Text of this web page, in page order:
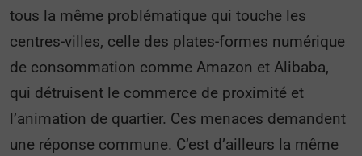
tous la même problématique qui touche les
centres-villes, celle des plates-formes numérique
de consommation comme Amazon et Alibaba,
qui détruisent le commerce de proximité et
l’animation de quartier. Ces menaces demandent
une réponse commune. C’est d’ailleurs la même